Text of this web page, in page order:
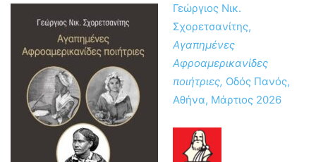
Γεώργιος Νικ.
Σχορετσανίτης,
Αγαπημένες
Αφροαμερικανίδες
ποιήτριες, Οδός Πανός,
Αθήνα, Μάρτιος 2026